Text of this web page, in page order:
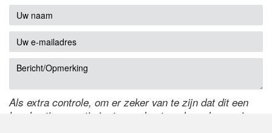
Als extra controle, om er zeker van te zijn dat dit een
handmatige reactie is, typ onderstaande code over in